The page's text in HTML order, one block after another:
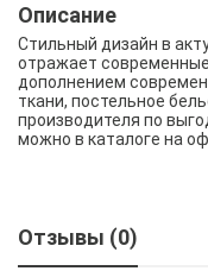
Описание
Стильный дизайн в
отражает
дополнением
ткани, постельное
производителя по
можно в каталоге на
Отзывы (0)